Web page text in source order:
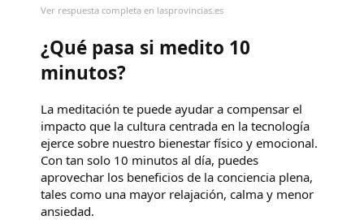
Ver respuesta completa en lasprovincias.es
¿Qué pasa si medito 10
minutos?
La meditación te puede ayudar a compensar el
impacto que la cultura centrada en la tecnología
ejerce sobre nuestro bienestar físico y emocional.
Con tan solo 10 minutos al día, puedes
aprovechar los beneficios de la conciencia plena,
tales como una mayor relajación, calma y menor
ansiedad.